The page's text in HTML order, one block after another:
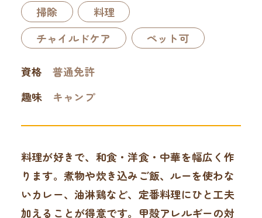
掃除
料理
チャイルドケア
ペット可
資格
普通免許
趣味
キャンプ
料理が好きで、和食・洋食・中華を幅広く作
ります。煮物や炊き込みご飯、ルーを使わな
いカレー、油淋鶏など、定番料理にひと工夫
加えることが得意です。甲殻アレルギーの対